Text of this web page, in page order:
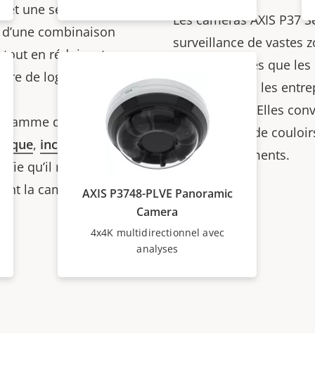
et une seule licence
combinaison
tout en réduisant
de logiciel,
gamme disposent de
, inclinaison
qu’il n’est pas
la caméra. Il est
Les caméras AXIS P37
surveillance de vastes
extérieur, telles que
commerciaux, les
d’immeubles. Elles
intersections de
coins de bâtiments.
AXIS P3748-PLVE Panoramic
Camera
4x4K multidirectionnel avec
analyses